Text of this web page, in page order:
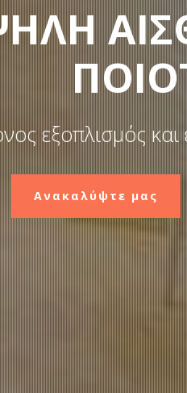
εξοπλισμός και
Ανακαλύψτε μας